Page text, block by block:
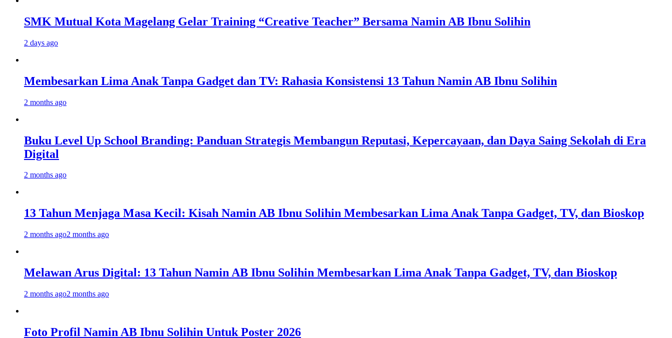
SMK Mutual Kota Magelang Gelar Training “Creative Teacher” Bersama Namin AB Ibnu Solihin
2 days ago
Membesarkan Lima Anak Tanpa Gadget dan TV: Rahasia Konsistensi 13 Tahun Namin AB Ibnu Solihin
2 months ago
Buku Level Up School Branding: Panduan Strategis Membangun Reputasi, Kepercayaan, dan Daya Saing Sekolah di Era
Digital
2 months ago
13 Tahun Menjaga Masa Kecil: Kisah Namin AB Ibnu Solihin Membesarkan Lima Anak Tanpa Gadget, TV, dan Bioskop
2 months ago2 months ago
Melawan Arus Digital: 13 Tahun Namin AB Ibnu Solihin Membesarkan Lima Anak Tanpa Gadget, TV, dan Bioskop
2 months ago2 months ago
Foto Profil Namin AB Ibnu Solihin Untuk Poster 2026